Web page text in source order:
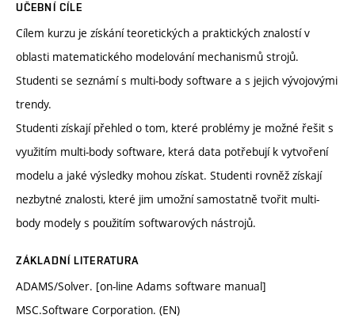
UČEBNÍ CÍLE
Cílem kurzu je získání teoretických a praktických znalostí v
oblasti matematického modelování mechanismů strojů.
Studenti se seznámí s multi-body software a s jejich vývojovými
trendy.
Studenti získají přehled o tom, které problémy je možné řešit s
využitím multi-body software, která data potřebují k vytvoření
modelu a jaké výsledky mohou získat. Studenti rovněž získají
nezbytné znalosti, které jim umožní samostatně tvořit multi-
body modely s použitím softwarových nástrojů.
ZÁKLADNÍ LITERATURA
ADAMS/Solver. [on-line Adams software manual]
MSC.Software Corporation. (EN)